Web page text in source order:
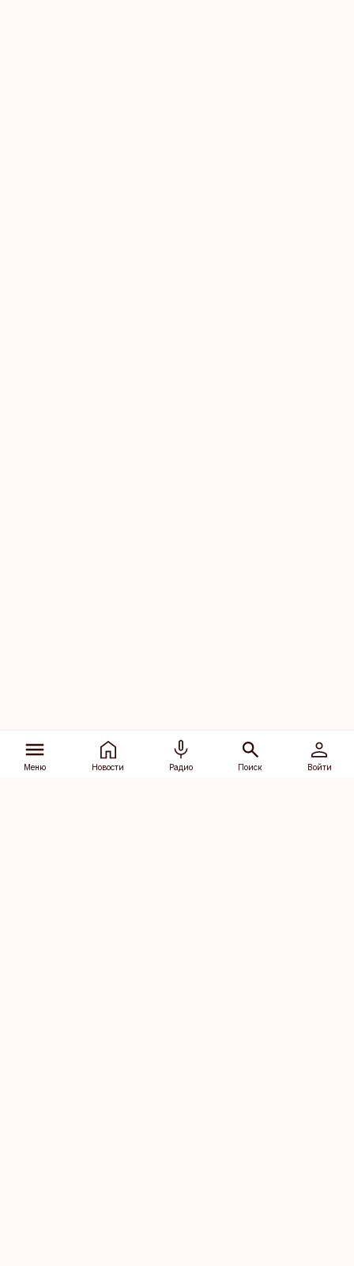
Меню Новости Радио Поиск Войти